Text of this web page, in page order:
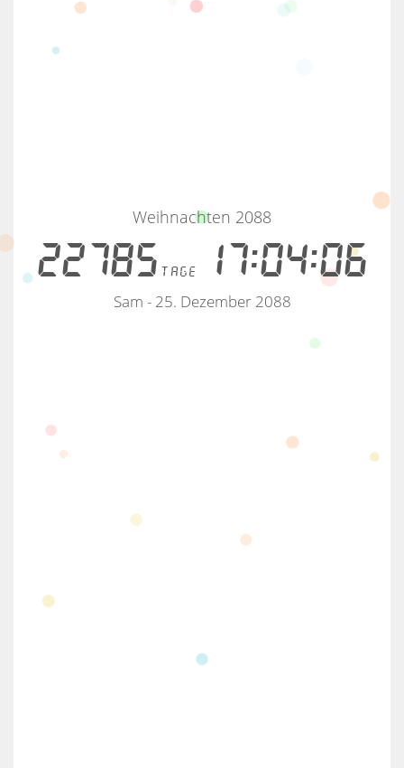
22785tage17:04:05
Weihnachten 2088
Sam - 25. Dezember 2088